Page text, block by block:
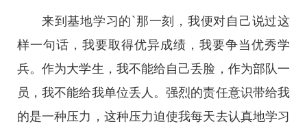
来到基地学习的`那一刻，我便对自己说过这
样一句话，我要取得优异成绩，我要争当优秀学
兵。作为大学生，我不能给自己丢脸，作为部队一
员，我不能给我单位丢人。强烈的责任意识带给我
的是一种压力，这种压力迫使我每天去认真地学习